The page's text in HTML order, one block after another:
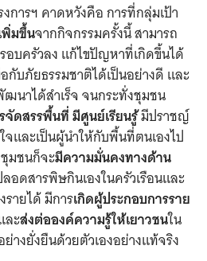
การฯ คาดหวังคือ การที่กลุ่มเป้า
มขึ้นจากกิจกรรมครั้งนี้ สามารถ
อบครัวลง แก้ไขปัญหาที่เกิดขึ้นได้
กับภัยธรรมชาติได้เป็นอย่างดี และ
นาได้สำเร็จ จนกระทั่งชุมชน
จัดสรรพื้นที่มีศูนย์เรียนรู้มีปราชญ์
และเป็นผู้นำให้กับพื้นที่ตนเองไป
มชนก็จะมีความมั่นคงทางด้าน
อดสารพิษกินเองในครัวเรือนและ
ายได้ มีการเกิดผู้ประกอบการราย
ละส่งต่อองค์ความรู้ให้เยาวชนใน
างยั่งยืนด้วยตัวเองอย่างแท้จริง